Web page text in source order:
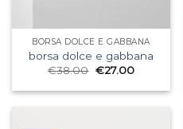
BORSA DOLCE E GABBANA
borsa dolce e gabbana
€38.00 €27.00